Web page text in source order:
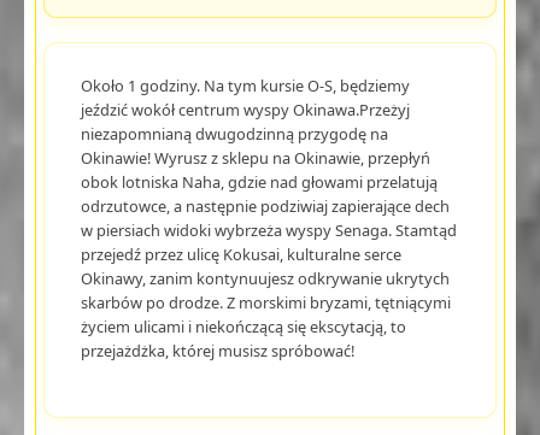
Około 1 godziny. Na tym kursie O-S, będziemy
jeździć wokół centrum wyspy Okinawa.Przeżyj
niezapomnianą dwugodzinną przygodę na
Okinawie! Wyrusz z sklepu na Okinawie, przepłyń
obok lotniska Naha, gdzie nad głowami przelatują
odrzutowce, a następnie podziwiaj zapierające dech
w piersiach widoki wybrzeża wyspy Senaga. Stamtąd
przejedź przez ulicę Kokusai, kulturalne serce
Okinawy, zanim kontynuujesz odkrywanie ukrytych
skarbów po drodze. Z morskimi bryzami, tętniącymi
życiem ulicami i niekończącą się ekscytacją, to
przejażdżka, której musisz spróbować!